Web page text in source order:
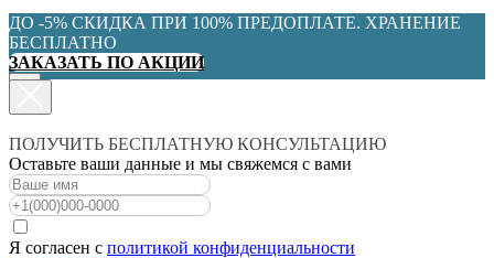
ДО -5% СКИДКА ПРИ 100% ПРЕДОПЛАТЕ. ХРАНЕНИЕ
БЕСПЛАТНО
ЗАКАЗАТЬ ПО АКЦИИ
ПОЛУЧИТЬ БЕСПЛАТНУЮ КОНСУЛЬТАЦИЮ
Оставьте ваши данные и мы свяжемся с вами
Я согласен с политикой конфиденциальности